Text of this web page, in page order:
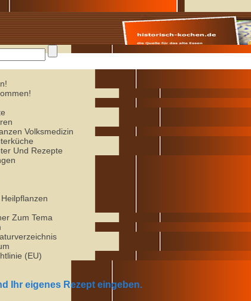
Volksmedizin
Und Rezepte
Zum Tema
(EU)
Ihr eigenes Rezept eingeben.